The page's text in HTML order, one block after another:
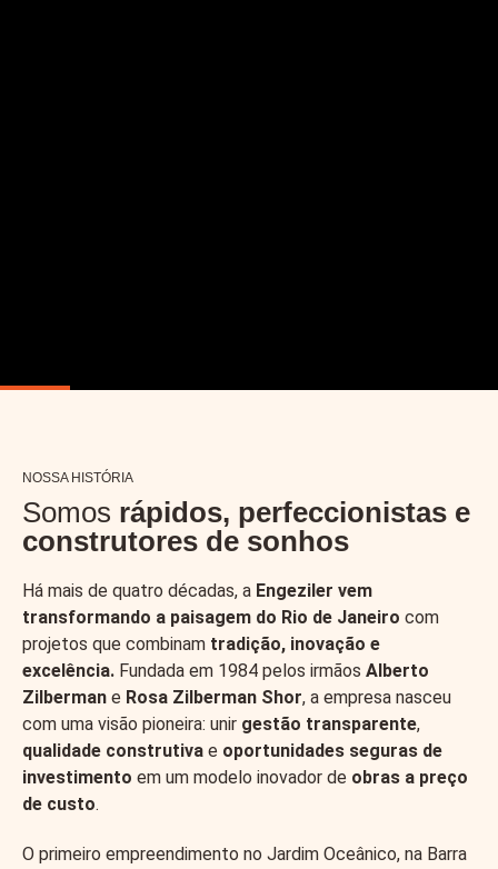
NOSSA HISTÓRIA
Somos rápidos, perfeccionistas e
construtores de sonhos
Há mais de quatro décadas, a Engeziler vem
transformando a paisagem do Rio de Janeiro com
projetos que combinam tradição, inovação e
excelência. Fundada em 1984 pelos irmãos Alberto
Zilberman e Rosa Zilberman Shor, a empresa nasceu
com uma visão pioneira: unir gestão transparente,
qualidade construtiva e oportunidades seguras de
investimento em um modelo inovador de obras a preço
de custo.
O primeiro empreendimento no Jardim Oceânico, na Barra